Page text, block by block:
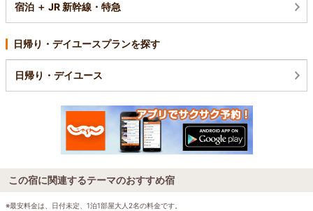
宿泊 ＋ JR 新幹線・特急
日帰り・デイユースプランを探す
日帰り・デイユース
この宿に関連するテーマのおすすめ宿
※最安料金は、日付未定、1泊1部屋大人2名の料金です。